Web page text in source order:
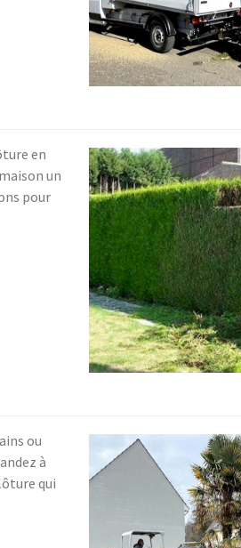
en
un
pour
ou
à
qui